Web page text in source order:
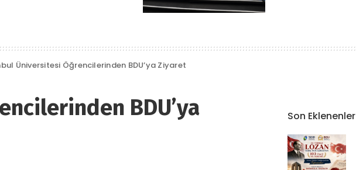
Üniversitesi Öğrencilerinden BDU’ya Ziyaret
BDU’ya
Son Eklenenler